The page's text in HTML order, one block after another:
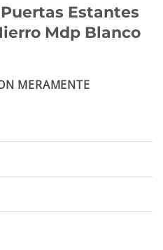
Estantes
Mdp Blanco
MERAMENTE